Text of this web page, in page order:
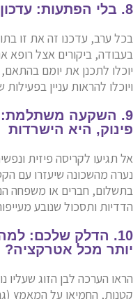
8. בלי הפתעות: עדכון לו"ז יומי ככלי לשקט נפשי
בכל ערב, עדכנו זה את זו
בעבודה, ביקורים אצל רופא
יוכלו לתכנן את יומם
ויוכלו להראות עניין
9. השקעה משתלמת:
פינוק, היא הישרדות
אל תגיעו לקריסה פיזית
נערה מהשכונה שיעזרו עם
בתשלום, חברים או משפחה
הדדיות ותסכול שנובע
10. הדלק שלכם:
יותר מכל אטרקציה?
הראו הערכה לבן הזוג שעליו
קטנות, החמיאו על המאמץ